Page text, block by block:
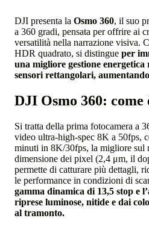
DJI presenta la Osmo 360, il suo
a 360 gradi, pensata per offrire ai
versatilità nella narrazione visiva.
HDR quadrato, si distingue per
una migliore gestione
sensori rettangolari,
DJI Osmo 360: come
Si tratta della prima fotocamera a
video ultra-high-spec 8K a 50fps,
minuti in 8K/30fps, la migliore sul
dimensione dei pixel (2,4 μm, il
permette di catturare più dettagli,
le performance in condizioni di
gamma dinamica di 13,5 stop e
riprese luminose, nitide e dai
al tramonto.